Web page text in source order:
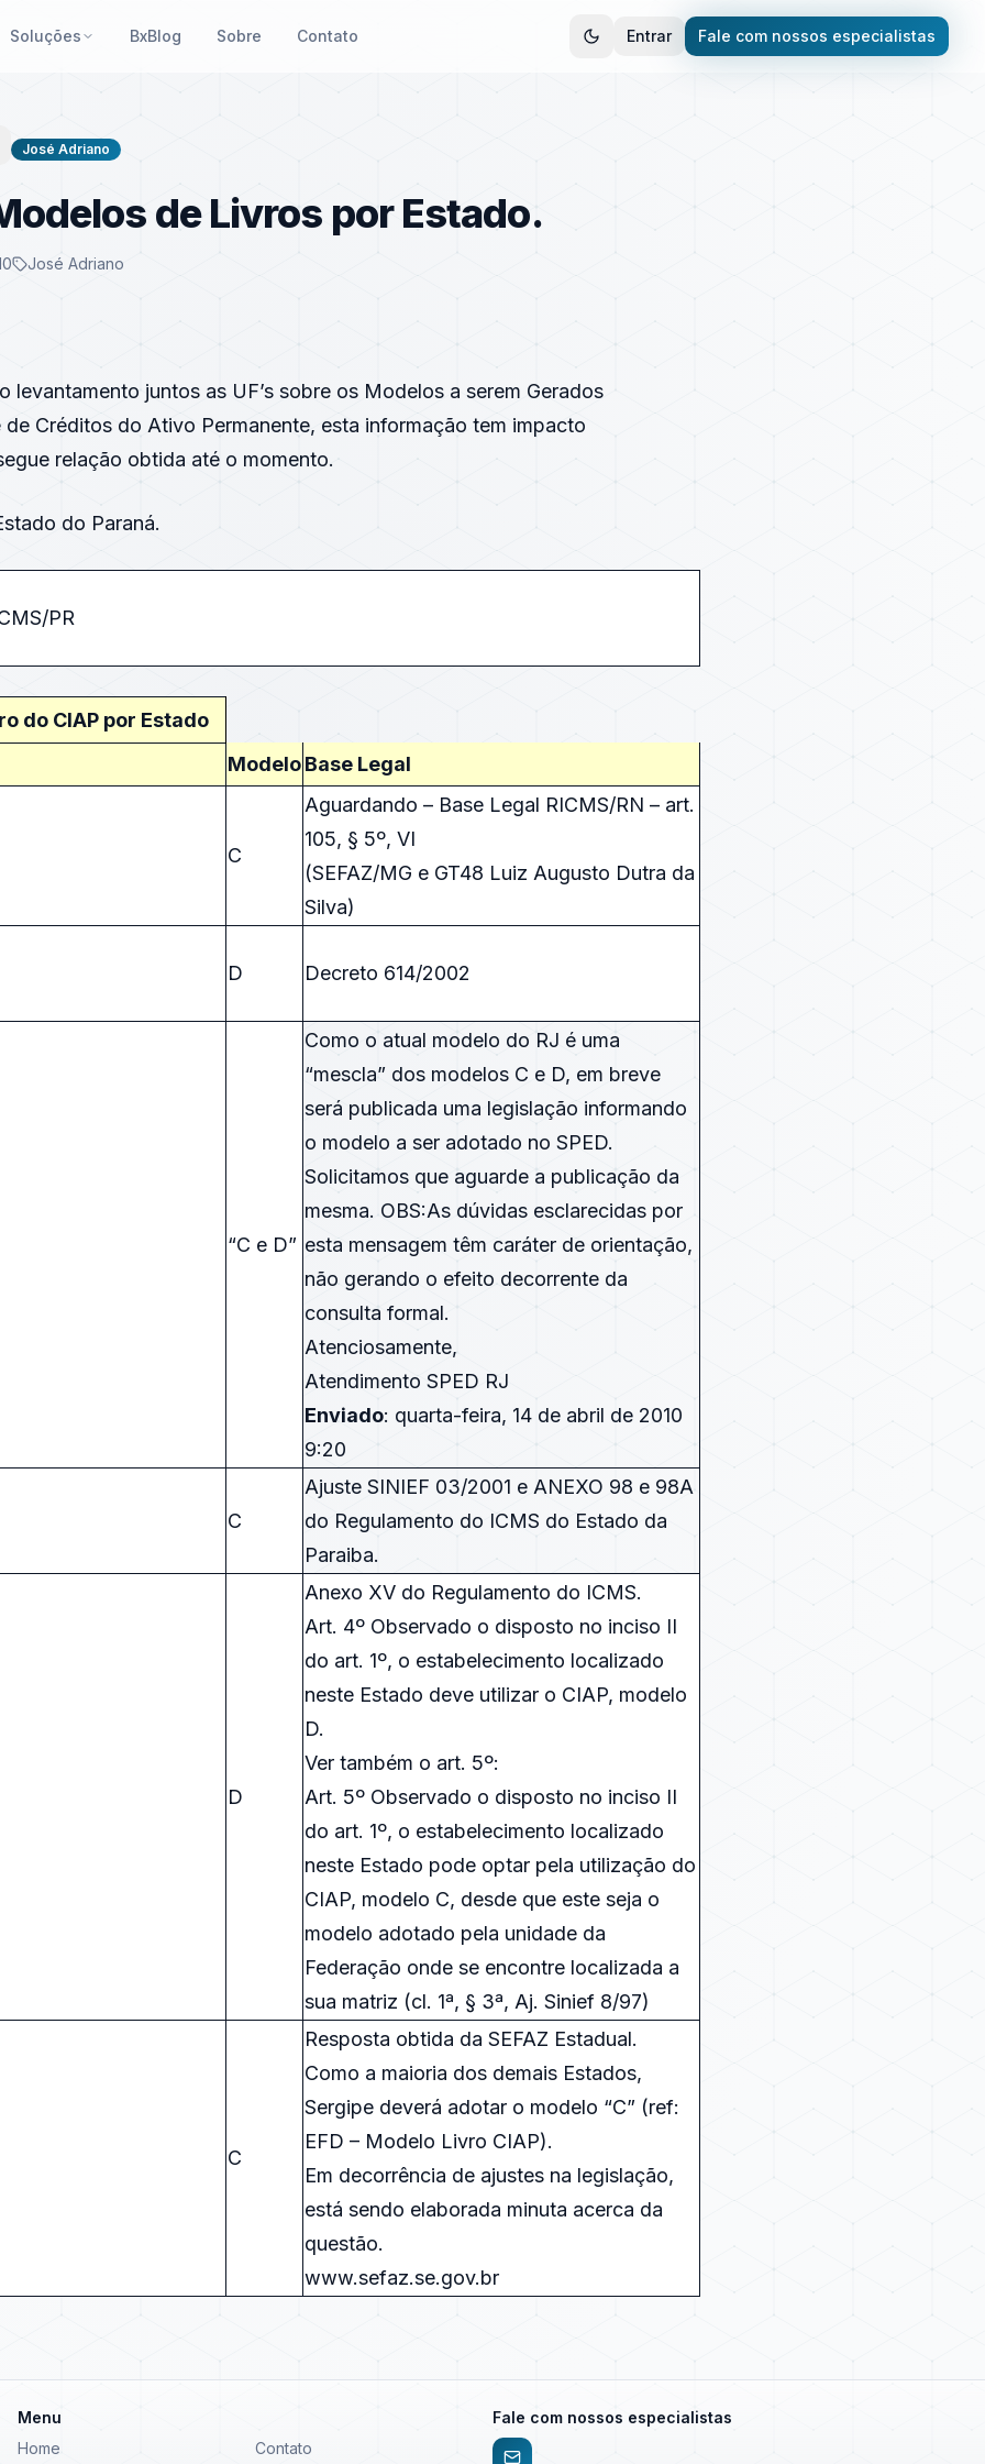
Soluções BxBlog Sobre Contato Entrar Fale com nossos especialistas
José Adriano
de Livros por Estado.
José Adriano
levantamento juntos as UF’s sobre os Modelos a serem Gerados
Créditos do Ativo Permanente, esta informação tem impacto
relação obtida até o momento.
do Paraná.
PR
do CIAP por Estado
ModeloBase Legal
C
Aguardando – Base Legal RICMS/RN – art.
105, § 5º, VI
(SEFAZ/MG e GT48 Luiz Augusto Dutra da
Silva)
D Decreto 614/2002
“C e D”
Como o atual modelo do RJ é uma
“mescla” dos modelos C e D, em breve
será publicada uma legislação informando
o modelo a ser adotado no SPED.
Solicitamos que aguarde a publicação da
mesma. OBS:As dúvidas esclarecidas por
esta mensagem têm caráter de orientação,
não gerando o efeito decorrente da
consulta formal.
Atenciosamente,
Atendimento SPED RJ
Enviado: quarta-feira, 14 de abril de 2010
9:20
C
Ajuste SINIEF 03/2001 e ANEXO 98 e 98A
do Regulamento do ICMS do Estado da
Paraiba.
D
Anexo XV do Regulamento do ICMS.
Art. 4º Observado o disposto no inciso II
do art. 1º, o estabelecimento localizado
neste Estado deve utilizar o CIAP, modelo
D.
Ver também o art. 5º:
Art. 5º Observado o disposto no inciso II
do art. 1º, o estabelecimento localizado
neste Estado pode optar pela utilização do
CIAP, modelo C, desde que este seja o
modelo adotado pela unidade da
Federação onde se encontre localizada a
sua matriz (cl. 1ª, § 3ª, Aj. Sinief 8/97)
C
Resposta obtida da SEFAZ Estadual.
Como a maioria dos demais Estados,
Sergipe deverá adotar o modelo “C” (ref:
EFD – Modelo Livro CIAP).
Em decorrência de ajustes na legislação,
está sendo elaborada minuta acerca da
questão.
www.sefaz.se.gov.br
Menu
Home
Contato
Fale com nossos especialistas